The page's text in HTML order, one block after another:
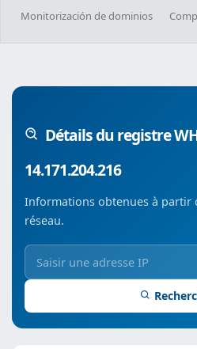
Monitorización de dominios
Détails du registre
14.171.204.216
Informations obtenues à partir
réseau.